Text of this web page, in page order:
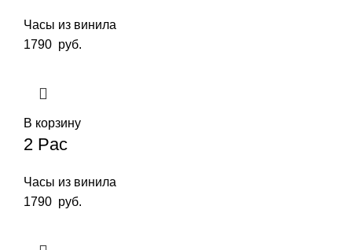
Часы из винила
1790 руб.
В корзину
2 Pac
Часы из винила
1790 руб.